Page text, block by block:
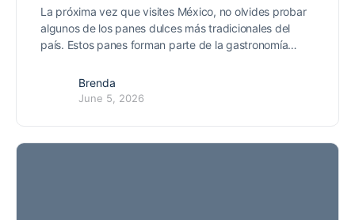
La próxima vez que visites México, no olvides probar
algunos de los panes dulces más tradicionales del
país. Estos panes forman parte de la gastronomía…
Brenda
June 5, 2026